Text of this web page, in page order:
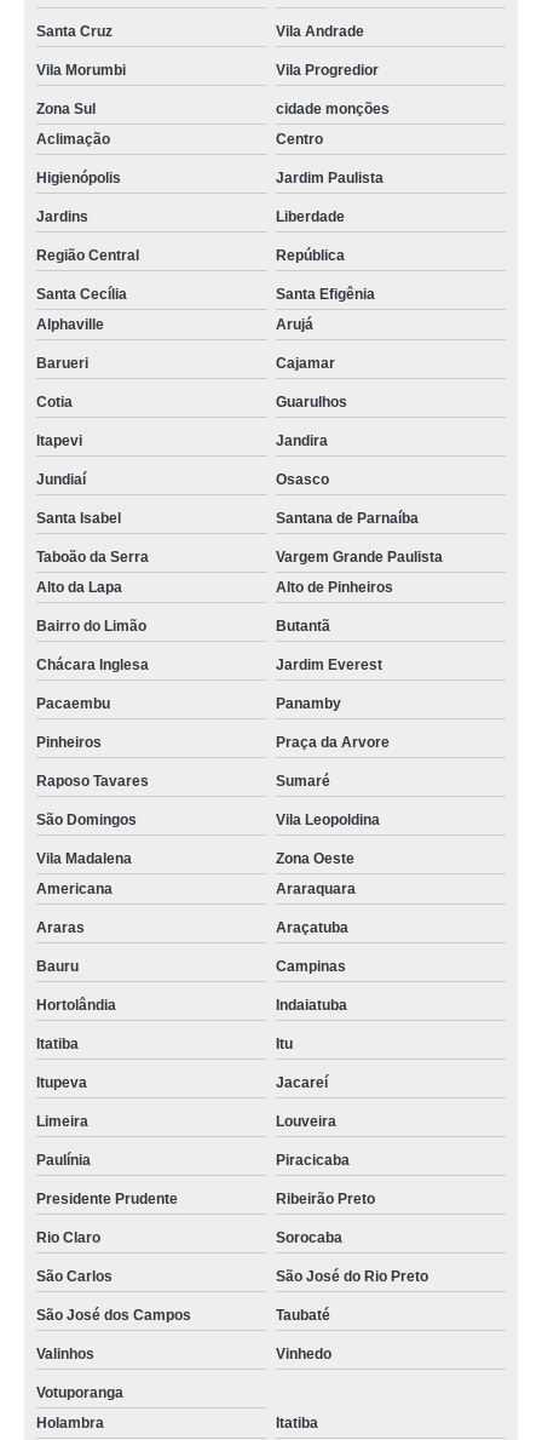
Santa Cruz Vila Andrade
Vila Morumbi Vila Progredior
Zona Sul
cidade monções
Aclimação
Centro
Higienópolis Jardim Paulista
Jardins Liberdade
Região Central República
Santa Cecília
Santa Efigênia
Alphaville
Arujá
Barueri Cajamar
Cotia Guarulhos
Itapevi Jandira
Jundiaí Osasco
Santa Isabel Santana de Parnaíba
Taboão da Serra
Vargem Grande Paulista
Alto da Lapa
Alto de Pinheiros
Bairro do Limão Butantã
Chácara Inglesa Jardim Everest
Pacaembu Panamby
Pinheiros Praça da Arvore
Raposo Tavares Sumaré
São Domingos Vila Leopoldina
Vila Madalena
Zona Oeste
Americana
Araraquara
Araras Araçatuba
Bauru Campinas
Hortolândia Indaiatuba
Itatiba Itu
Itupeva Jacareí
Limeira Louveira
Paulínia Piracicaba
Presidente Prudente Ribeirão Preto
Rio Claro Sorocaba
São Carlos São José do Rio Preto
São José dos Campos Taubaté
Valinhos Vinhedo
Votuporanga
Holambra
Itatiba